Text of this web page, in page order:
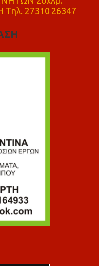
Τηλ. 27310 26347